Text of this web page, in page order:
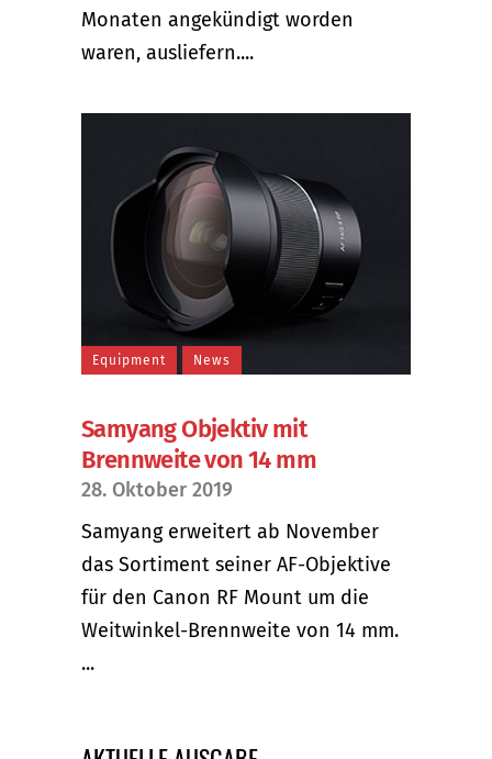
Monaten angekündigt worden
waren, ausliefern....
Equipment News
Samyang Objektiv mit
Brennweite von 14 mm
28. Oktober 2019
Samyang erweitert ab November
das Sortiment seiner AF-Objektive
für den Canon RF Mount um die
Weitwinkel-Brennweite von 14 mm.
...